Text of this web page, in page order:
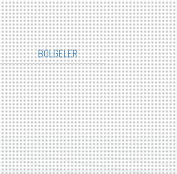
BÖLGELER